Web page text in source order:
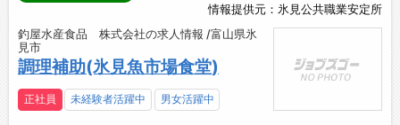
情報提供元：氷見公共職業安定所
釣屋水産食品 株式会社の求人情報 /富山県氷
見市
調理補助(氷見魚市場食堂)
正社員 未経験者活躍中 男女活躍中